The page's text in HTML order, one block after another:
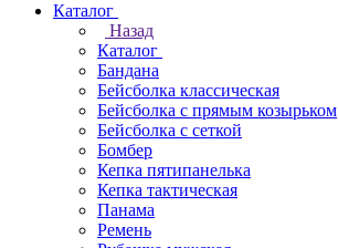
Каталог
Назад
Каталог
Бандана
Бейсболка классическая
Бейсболка с прямым козырьком
Бейсболка с сеткой
Бомбер
Кепка пятипанелька
Кепка тактическая
Панама
Ремень